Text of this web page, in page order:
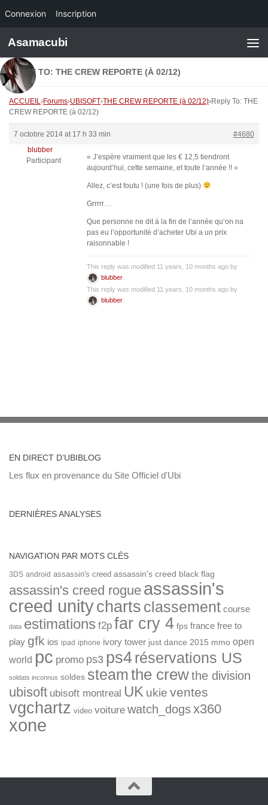
Connexion Inscription
Skip to content
Asamacubi
REPLY TO: THE CREW REPORTE (À 02/12)
ACCUEIL›Forums›UBISOFT›THE CREW REPORTE (à 02/12)›Reply To: THE
CREW REPORTE (à 02/12)
7 octobre 2014 at 17 h 33 min
#4680
blubber
Participant
« J’espère vraiment que les € 12,5 tiendront
aujourd’hui, cette semaine, et toute l’année !! »
Allez, c’est foutu ! (une fois de plus)
Grrrrr…
Que personne ne dit à la fin de l’année qu’on na
pas eu l’opportunité d’acheter Ubi a un prix
raisonnable !
This reply was modified 11 years, 10 months ago by
blubber
This reply was modified 11 years, 10 months ago by
blubber
EN DIRECT D’UBIBLOG
Les flux en provenance du Site Officiel d'Ubi
DERNIÈRES ANALYSES
NAVIGATION PAR MOTS CLÉS
3DS android assassin's creed assassin's creed black flag
assassin's creed rogue assassin's
creed unitycharts classement course
data estimations f2p far cry 4 fps france free to
play gfk ios ipad iphone ivory tower just dance 2015 mmo open
world pc promo ps3 ps4réservations US
soldats inconnus soldes steamthe crewthe division
ubisoft ubisoft montreal UK ukie ventes
vgchartz video voiture watch_dogsx360
xone